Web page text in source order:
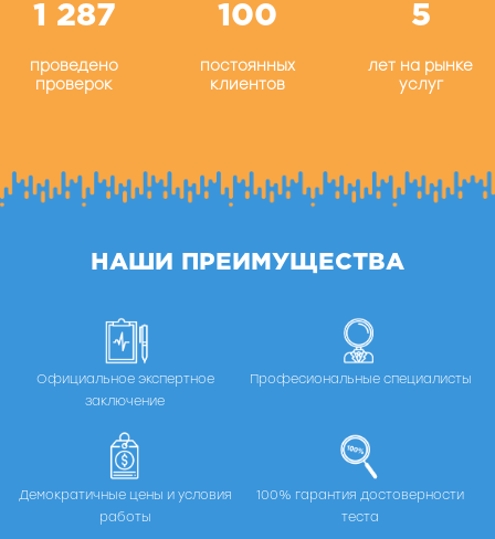
1 287
проведено
проверок
100
постоянных
клиентов
5
лет на рынке
услуг
НАШИ ПРЕИМУЩЕСТВА
Официальное экспертное
заключение
Професиональные специалисты
Демократичные цены и условия
работы
100% гарантия достоверности
теста